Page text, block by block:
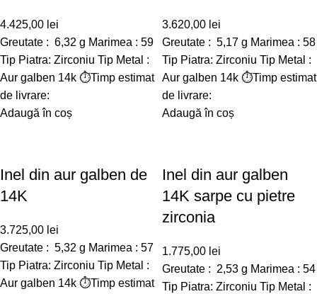
4.425,00 lei
Greutate : 6,32 g Marimea : 59
Tip Piatra: Zirconiu Tip Metal :
Aur galben 14k ⏱️Timp estimat
de livrare:
Adaugă în coș
3.620,00 lei
Greutate : 5,17 g Marimea : 58
Tip Piatra: Zirconiu Tip Metal :
Aur galben 14k ⏱️Timp estimat
de livrare:
Adaugă în coș
Inel din aur galben de
14K
3.725,00 lei
Greutate : 5,32 g Marimea : 57
Tip Piatra: Zirconiu Tip Metal :
Aur galben 14k ⏱️Timp estimat
Inel din aur galben
14K sarpe cu pietre
zirconia
1.775,00 lei
Greutate : 2,53 g Marimea : 54
Tip Piatra: Zirconiu Tip Metal :